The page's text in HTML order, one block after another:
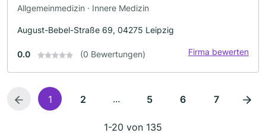
Allgemeinmedizin · Innere Medizin
August-Bebel-Straße 69, 04275 Leipzig
0.0 (0 Bewertungen) Firma bewerten
1 2 ... 5 6 7
1-20 von 135